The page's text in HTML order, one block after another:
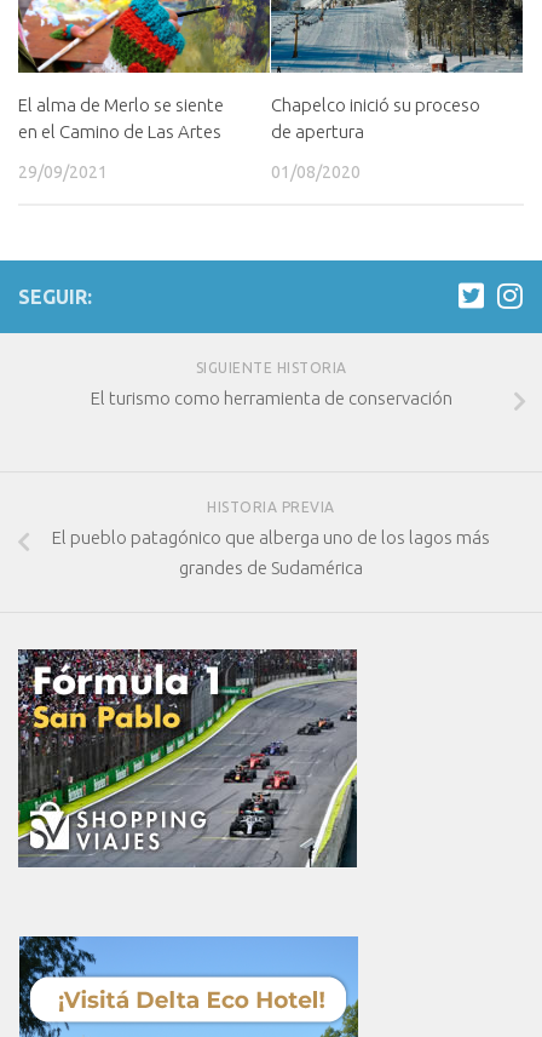
El alma de Merlo se siente
en el Camino de Las Artes
29/09/2021
Chapelco inició su proceso
de apertura
01/08/2020
SEGUIR:
SIGUIENTE HISTORIA
El turismo como herramienta de conservación
HISTORIA PREVIA
El pueblo patagónico que alberga uno de los lagos más
grandes de Sudamérica